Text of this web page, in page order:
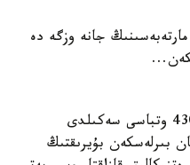
جانە وزگە دە
سىزگە ءوتىنىش، ەگەر، اتالعان 430 وتباسى سەكىلدى
بىرلەسكەن بۇيرىقتىڭ